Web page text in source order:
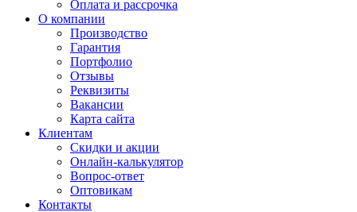
Оплата и рассрочка
О компании
Производство
Гарантия
Портфолио
Отзывы
Реквизиты
Вакансии
Карта сайта
Клиентам
Скидки и акции
Онлайн-калькулятор
Вопрос-ответ
Оптовикам
Контакты